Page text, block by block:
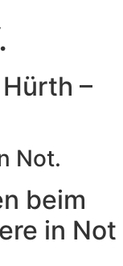
–
Not.
beim
in Not